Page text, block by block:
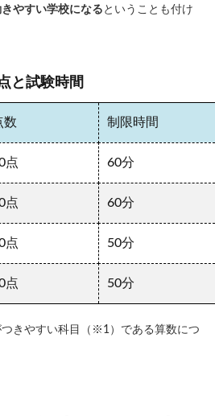
やすい学校になる ということも付け
と試験時間
数 制限時間
点 60分
点 60分
点 50分
点 50分
きやすい科目（※1）である算数につ